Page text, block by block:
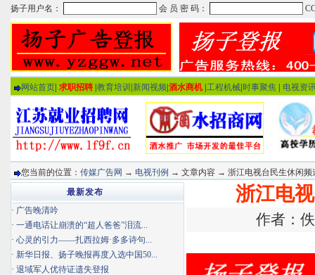
网站首页 求职招聘 教育培训 新闻视频 酒水商机 工程机械 时事聚焦 电视资
您当前的位置： 传媒广告网 → 电视刊例 → 文章内容 → 浙江电视台民生休闲频
浙江电
作者：
最新发布
· 广告晚清吟
· 一通电话让崩溃的“超人爸爸”泪流...
· 心灵的引力——扎西拉姆·多多诗句...
· 新华日报、扬子晚报再度入选中国50...
· 退域军人优待证遗失登报